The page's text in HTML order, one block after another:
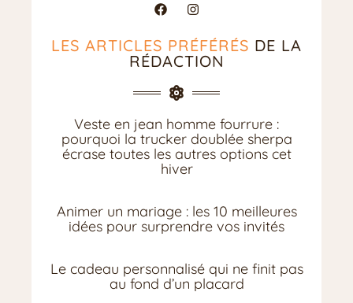
LES ARTICLES PRÉFÉRÉS DE LA
RÉDACTION
Veste en jean homme fourrure :
pourquoi la trucker doublée sherpa
écrase toutes les autres options cet
hiver
Animer un mariage : les 10 meilleures
idées pour surprendre vos invités
Le cadeau personnalisé qui ne finit pas
au fond d’un placard